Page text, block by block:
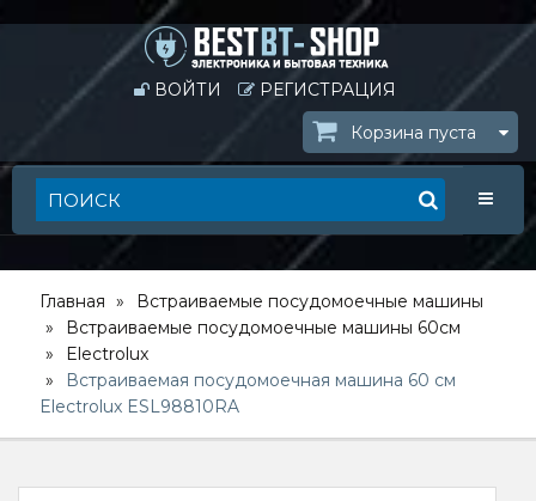
ВОЙТИ
РЕГИСТРАЦИЯ
Корзина пуста
Главная
Встраиваемые посудомоечные машины
Встраиваемые посудомоечные машины 60см
Electrolux
Встраиваемая посудомоечная машина 60 см
Electrolux ESL98810RA